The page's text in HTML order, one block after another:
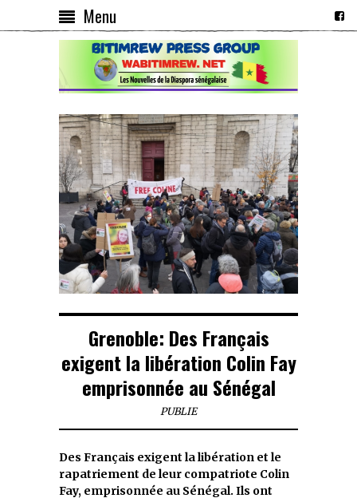
Menu
Grenoble: Des Français
exigent la libération Colin Fay
emprisonnée au Sénégal
PUBLIE
Des Français exigent la libération et le
rapatriement de leur compatriote Colin
Fay, emprisonnée au Sénégal. Ils ont